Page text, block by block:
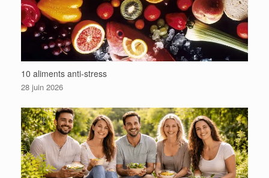
10 aliments anti-stress
28 juin 2026